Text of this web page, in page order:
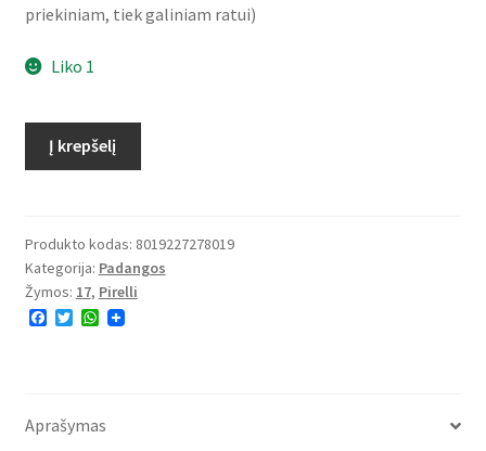
priekiniam, tiek galiniam ratui)
Liko 1
produkto
kiekis:
City
90/90
-
17
Į krepšelį
Produkto kodas: 8019227278019
Kategorija: Padangos
Žymos: 17, Pirelli
F
o
T
r
W
p
Aprašymas